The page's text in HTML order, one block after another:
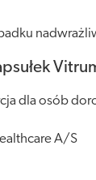
dla osób
A/S